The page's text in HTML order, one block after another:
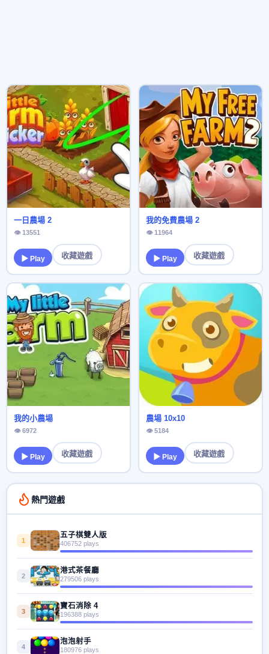
一日農場 2
👁 13551
▶ Play 收藏遊戲
我的免費農場 2
👁 11964
▶ Play 收藏遊戲
我的小農場
👁 6972
▶ Play 收藏遊戲
農場 10x10
👁 5184
▶ Play 收藏遊戲
熱門遊戲
1
五子棋雙人版
406752 plays
2
港式茶餐廳
279506 plays
3
寶石消除 4
196388 plays
4
泡泡射手
180976 plays